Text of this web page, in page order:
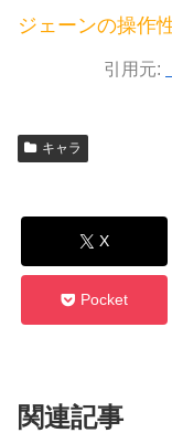
ジェーンの操作
引用元:
キャラ
X
Pocket
関連記事